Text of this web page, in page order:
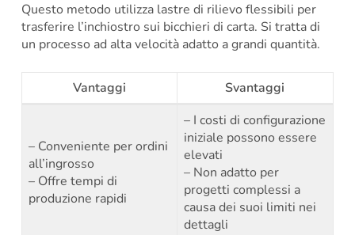
Questo metodo utilizza lastre di rilievo flessibili per
trasferire l’inchiostro sui bicchieri di carta. Si tratta di
un processo ad alta velocità adatto a grandi quantità.
Vantaggi Svantaggi
– Conveniente per ordini
all’ingrosso
– Offre tempi di
produzione rapidi
– I costi di configurazione
iniziale possono essere
elevati
– Non adatto per
progetti complessi a
causa dei suoi limiti nei
dettagli